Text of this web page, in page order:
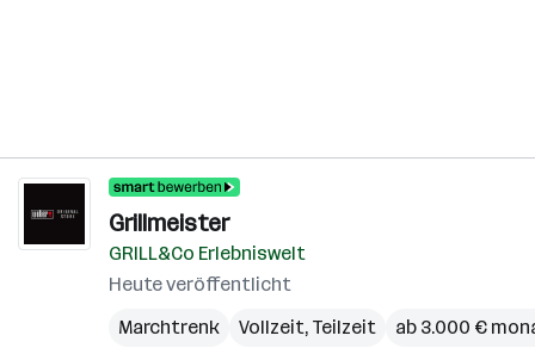
Grillmeister
GRILL&Co Erlebniswelt
Heute veröffentlicht
Marchtrenk
Vollzeit, Teilzeit ab 3.000 €